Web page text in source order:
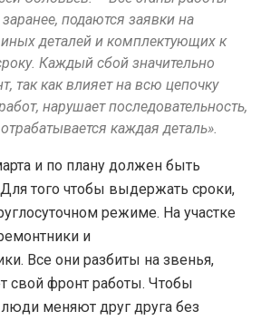
подаются заявки на
иных деталей и комплектующих к
Каждый сбой значительно
так как влияет на всю цепочку
нарушает последовательность,
каждая деталь».
и по плану должен быть
того чтобы выдержать сроки,
режиме. На участке
и
Все они разбиты на звенья,
свой фронт работы. Чтобы
люди меняют друг друга без